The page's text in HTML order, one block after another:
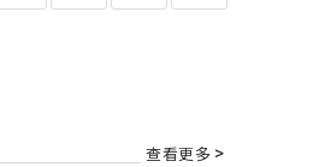
查看更多 >